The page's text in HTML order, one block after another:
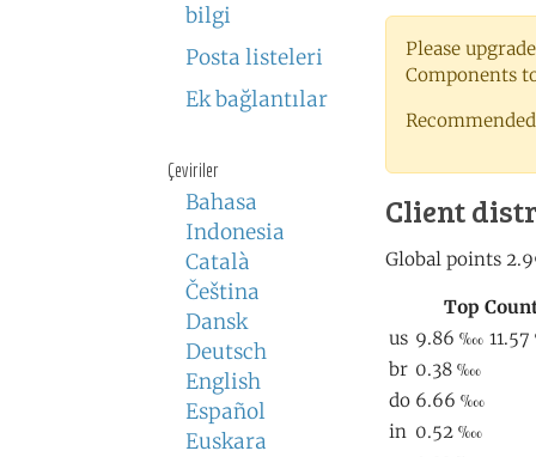
bilgi
Posta listeleri
Ek bağlantılar
Çeviriler
Bahasa
Indonesia
Català
Čeština
Dansk
Deutsch
English
Español
Euskara
Please
Components
Client